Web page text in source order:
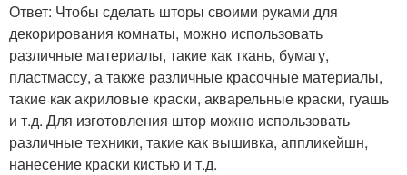
Ответ: Чтобы сделать шторы своими руками для
декорирования комнаты, можно использовать
различные материалы, такие как ткань, бумагу,
пластмассу, а также различные красочные материалы,
такие как акриловые краски, акварельные краски, гуашь
и т.д. Для изготовления штор можно использовать
различные техники, такие как вышивка, аппликейшн,
нанесение краски кистью и т.д.